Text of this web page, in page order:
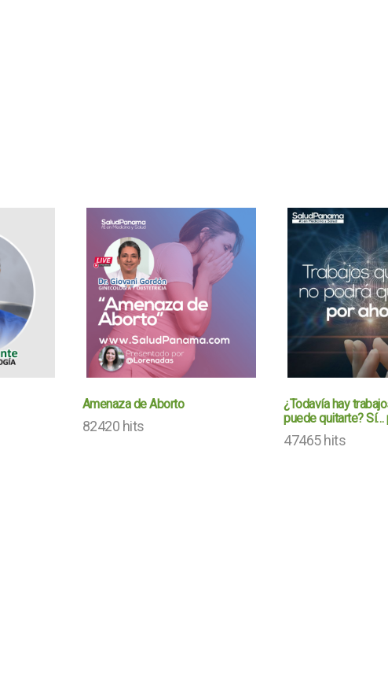
Amenaza de Aborto
82420 hits
¿Todavía hay
puede quitarte? Sí…
47465 hits